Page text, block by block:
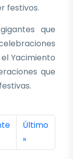
festivos.
que
Yacimiento
que
página
Última
Último
»